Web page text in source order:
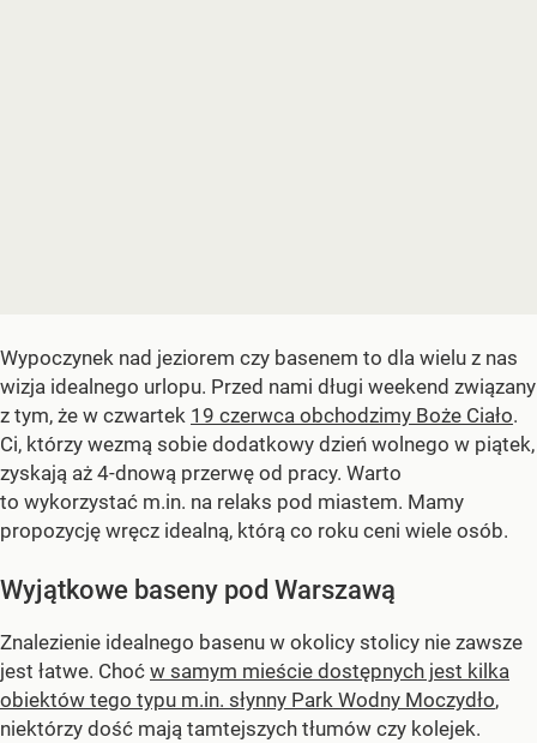
Wypoczynek nad jeziorem czy basenem to dla wielu z nas
wizja idealnego urlopu. Przed nami długi weekend związany
z tym, że w czwartek 19 czerwca obchodzimy Boże Ciało.
Ci, którzy wezmą sobie dodatkowy dzień wolnego w piątek,
zyskają aż 4-dnową przerwę od pracy. Warto
to wykorzystać m.in. na relaks pod miastem. Mamy
propozycję wręcz idealną, którą co roku ceni wiele osób.
Wyjątkowe baseny pod Warszawą
Znalezienie idealnego basenu w okolicy stolicy nie zawsze
jest łatwe. Choć w samym mieście dostępnych jest kilka
obiektów tego typu m.in. słynny Park Wodny Moczydło,
niektórzy dość mają tamtejszych tłumów czy kolejek.